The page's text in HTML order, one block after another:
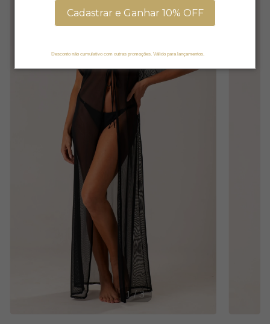
Cadastrar e Ganhar 10% OFF
Desconto não cumulativo com outras promoções. Válido para lançamentos.
1/3